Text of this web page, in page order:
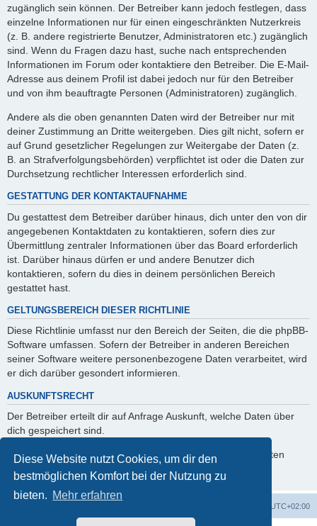
Diese Website nutzt Cookies, um dir den
bestmöglichen Komfort bei der Nutzung zu
bieten. Mehr erfahren
zugänglich sein können. Der Betreiber kann jedoch festlegen, dass
einzelne Informationen nur für einen eingeschränkten Nutzerkreis
(z. B. andere registrierte Benutzer, Administratoren etc.) zugänglich
sind. Wenn du Fragen dazu hast, suche nach entsprechenden
Informationen im Forum oder kontaktiere den Betreiber. Die E-Mail-
Adresse aus deinem Profil ist dabei jedoch nur für den Betreiber
und von ihm beauftragte Personen (Administratoren) zugänglich.
Andere als die oben genannten Daten wird der Betreiber nur mit
deiner Zustimmung an Dritte weitergeben. Dies gilt nicht, sofern er
auf Grund gesetzlicher Regelungen zur Weitergabe der Daten (z.
B. an Strafverfolgungsbehörden) verpflichtet ist oder die Daten zur
Durchsetzung rechtlicher Interessen erforderlich sind.
GESTATTUNG DER KONTAKTAUFNAHME
Du gestattest dem Betreiber darüber hinaus, dich unter den von dir
angegebenen Kontaktdaten zu kontaktieren, sofern dies zur
Übermittlung zentraler Informationen über das Board erforderlich
ist. Darüber hinaus dürfen er und andere Benutzer dich
kontaktieren, sofern du dies in deinem persönlichen Bereich
gestattet hast.
GELTUNGSBEREICH DIESER RICHTLINIE
Diese Richtlinie umfasst nur den Bereich der Seiten, die die phpBB-
Software umfassen. Sofern der Betreiber in anderen Bereichen
seiner Software weitere personenbezogene Daten verarbeitet, wird
er dich darüber gesondert informieren.
AUSKUNFTSRECHT
Der Betreiber erteilt dir auf Anfrage Auskunft, welche Daten über
dich gespeichert sind.
Du kannst jederzeit die Löschung bzw. Sperrung deiner Daten
verlangen. Kontaktiere hierzu bitte den Betreiber.
UTC+02:00